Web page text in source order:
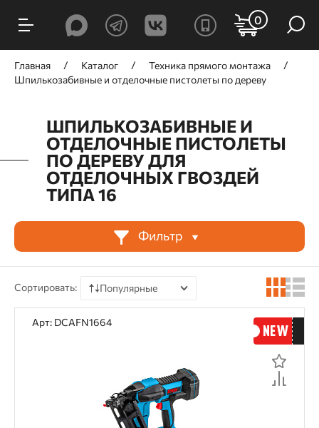
0
Главная Каталог
Техника прямого монтажа
Шпилькозабивные и отделочные пистолеты по дереву
ШПИЛЬКОЗАБИВНЫЕ И
ОТДЕЛОЧНЫЕ ПИСТОЛЕТЫ
ПО ДЕРЕВУ ДЛЯ
ОТДЕЛОЧНЫХ ГВОЗДЕЙ
ТИПА 16
ФИЛЬТРЫ
Цена, ₽
до
Trusty-Tools
Принцип действия
Аккумуляторный
Декоративные работы
Фильтр
Сортировать: Популярные
По отзывам
Арт: DCAFN1664